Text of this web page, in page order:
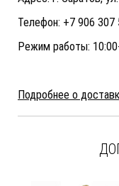
Телефон: +7 906 307
Режим работы:
Подробнее о